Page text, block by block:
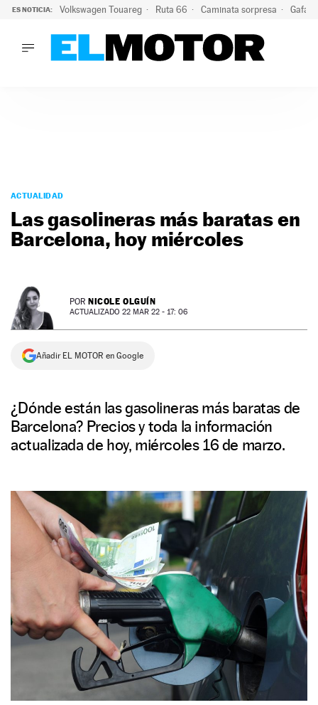
ES NOTICIA: Volkswagen Touareg Ruta 66 Caminata sorpresa Gafas
PODCAST
MOTOS
TECNOLOGÍA
PREMIOS
SERVICIOS
ACTUALIDAD
Las gasolineras más baratas en
Barcelona, hoy miércoles
POR NICOLE OLGUÍN
ACTUALIZADO 22 MAR 22 - 17: 06
Añadir EL MOTOR en Google
¿Dónde están las gasolineras más baratas de
Barcelona? Precios y toda la información
actualizada de hoy, miércoles 16 de marzo.